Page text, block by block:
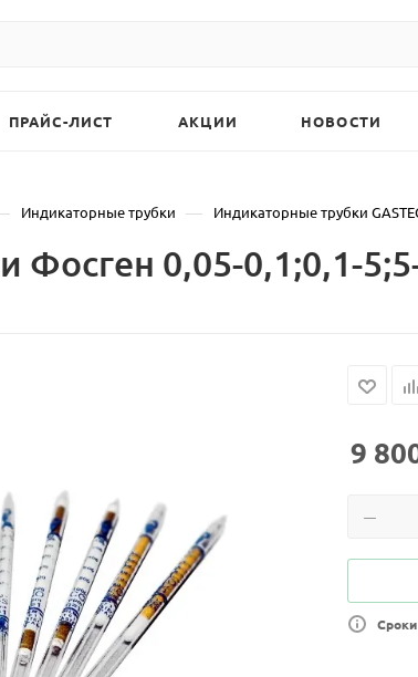
ПРАЙС-ЛИСТ АКЦИИ НОВОСТИ
Индикаторные трубки — Индикаторные трубки
Фосген 0,05-0,1;0,1-
9